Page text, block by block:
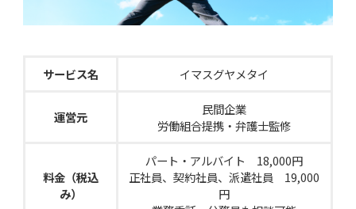
サービス名 イマスグヤメタイ
運営元
民間企業
労働組合提携・弁護士監修
料金（税込
み）
パート・アルバイト 18,000円
正社員、契約社員、派遣社員 19,000
円